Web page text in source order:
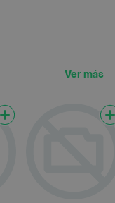
Ver más